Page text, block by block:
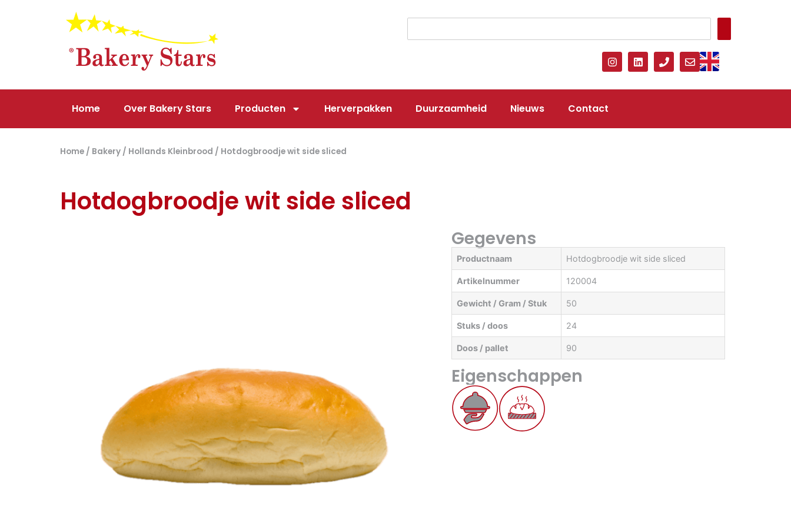
Home Over Bakery Stars Producten Herverpakken Duurzaamheid Nieuws Contact
Home / Bakery / Hollands Kleinbrood / Hotdogbroodje wit side sliced
Hotdogbroodje wit side sliced
Gegevens
Productnaam Hotdogbroodje wit side sliced
Artikelnummer 120004
Gewicht / Gram / Stuk 50
Stuks / doos 24
Doos / pallet 90
Eigenschappen